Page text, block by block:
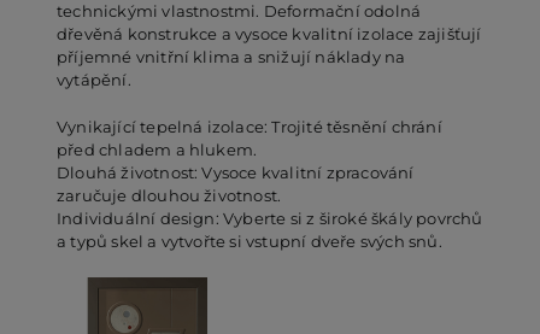
technickými vlastnostmi. Deformační odolná
dřevěná konstrukce a vysoce kvalitní izolace zajišťují
příjemné vnitřní klima a snižují náklady na
vytápění.
Vynikající tepelná izolace: Trojité těsnění chrání
před chladem a hlukem.
Dlouhá životnost: Vysoce kvalitní zpracování
zaručuje dlouhou životnost.
Individuální design: Vyberte si z široké škály povrchů
a typů skel a vytvořte si vstupní dveře svých snů.